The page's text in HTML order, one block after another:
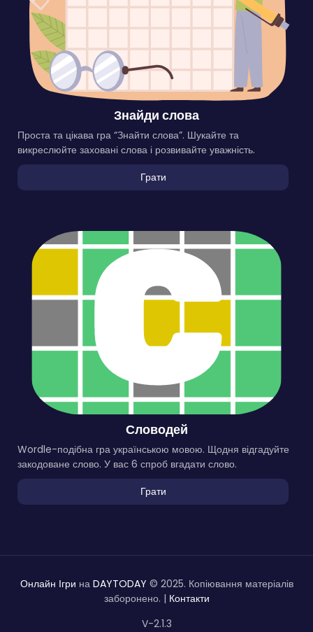
Знайди слова
Проста та цікава гра “Знайти слова”. Шукайте та
викреслюйте заховані слова і розвивайте уважність.
Грати
Словодей
Wordle-подібна гра українською мовою. Щодня відгадуйте
закодоване слово. У вас 6 спроб вгадати слово.
Грати
Онлайн Ігри на DAYTODAY © 2025. Копіювання матеріалів
заборонено. | Контакти
V-2.1.3